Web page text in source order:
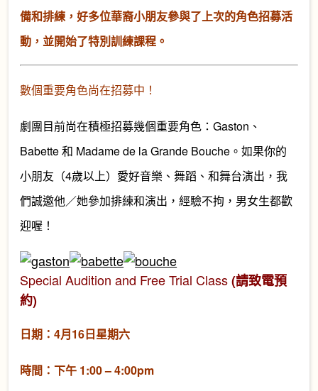
備和排練，好多位華裔小朋友參與了上次的角色招募活
動，並開始了特別訓練課程。
數個重要角色尚在招募中！
劇團目前尚在積極招募幾個重要角色：Gaston、
Babette 和 Madame de la Grande Bouche。如果你的
小朋友（4歲以上）愛好音樂、舞蹈、和舞台演出，我
們誠邀他／她參加排練和演出，經驗不拘，男女生都歡
迎喔！
Special Audition and Free Trial Class(請致電預
約)
日期：4月16日星期六
時間：下午 1:00 – 4:00pm